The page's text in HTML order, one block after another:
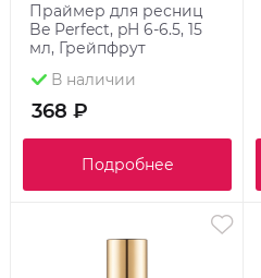
Праймер для ресниц
Be Perfect, pH 6-6.5, 15
мл, Грейпфрут
В наличии
368 ₽
Подробнее